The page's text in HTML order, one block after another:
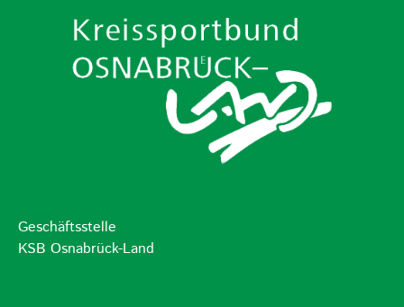
Geschäftsstelle
KSB Osnabrück-Land